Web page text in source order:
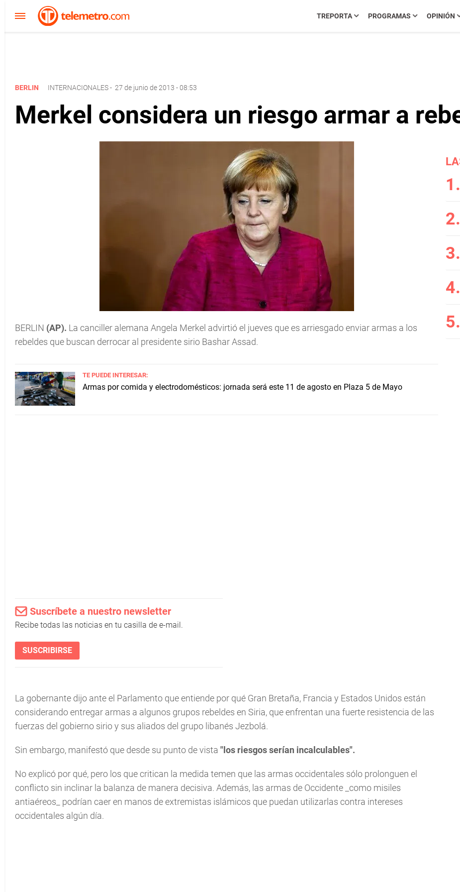
TREPORTA PROGRAMAS OPINIÓN
BERLIN INTERNACIONALES- 27 de junio de 2013 - 08:53
Merkel considera un riesgo armar a
BERLIN (AP). La canciller alemana Angela Merkel advirtió el jueves que es arriesgado enviar armas a los
rebeldes que buscan derrocar al presidente sirio Bashar Assad.
TE PUEDE INTERESAR:
Armas por comida y electrodomésticos: jornada será este 11 de agosto en Plaza 5 de Mayo
Suscríbete a nuestro newsletter
Recibe todas las noticias en tu casilla de e-mail.
SUSCRIBIRSE
La gobernante dijo ante el Parlamento que entiende por qué Gran Bretaña, Francia y Estados Unidos están
considerando entregar armas a algunos grupos rebeldes en Siria, que enfrentan una fuerte resistencia de las
fuerzas del gobierno sirio y sus aliados del grupo libanés Jezbolá.
Sin embargo, manifestó que desde su punto de vista "los riesgos serían incalculables".
No explicó por qué, pero los que critican la medida temen que las armas occidentales sólo prolonguen el
conflicto sin inclinar la balanza de manera decisiva. Además, las armas de Occidente _como misiles
antiaéreos_ podrían caer en manos de extremistas islámicos que puedan utilizarlas contra intereses
occidentales algún día.